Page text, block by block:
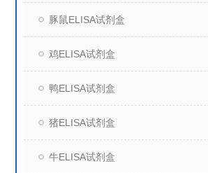
豚鼠ELISA试剂盒
鸡ELISA试剂盒
鸭ELISA试剂盒
猪ELISA试剂盒
牛ELISA试剂盒